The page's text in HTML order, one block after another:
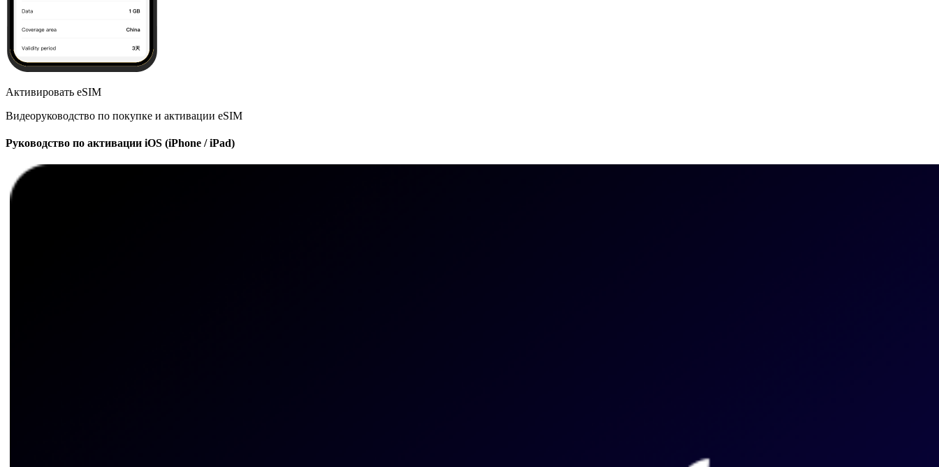
Активировать eSIM
Видеоруководство по покупке и активации eSIM
Руководство по активации iOS (iPhone / iPad)